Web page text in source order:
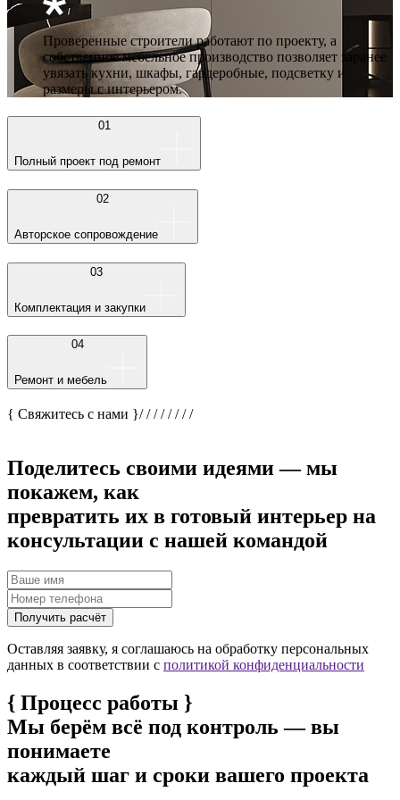
Проверенные строители работают по проекту, а
собственное мебельное производство позволяет заранее
увязать кухни, шкафы, гардеробные, подсветку и
размеры с интерьером.
01
Полный проект под ремонт
02
Авторское сопровождение
03
Комплектация и закупки
04
Ремонт и мебель
{ Свяжитесь с нами }////////
Поделитесь своими идеями — мы
покажем, как
превратить их в готовый интерьер на
консультации с нашей командой
Получить расчёт
Оставляя заявку, я соглашаюсь на обработку персональных
данных в соответствии с политикой конфиденциальности
{ Процесс работы }
Мы берём всё под контроль — вы
понимаете
каждый шаг и сроки вашего проекта